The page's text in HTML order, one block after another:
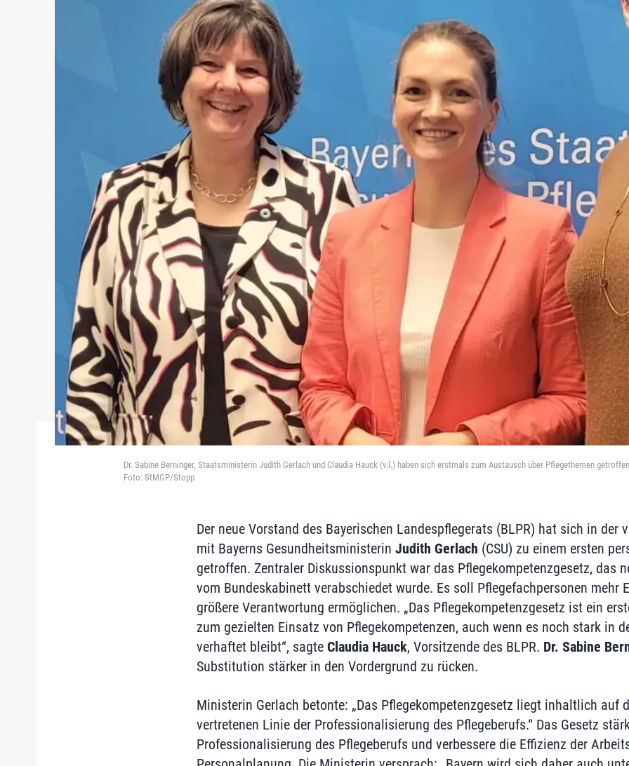
Dr. Sabine Berninger, Staatsministerin Judith Gerlach und Claudia Hauck (v.l.) haben sich erstmals zum Austausch über Pflegethemen
Foto: StMGP/Stopp
Der neue Vorstand des Bayerischen Landespflegerats (BLPR) hat sich in der
mit Bayerns Gesundheitsministerin Judith Gerlach (CSU) zu einem ersten
getroffen. Zentraler Diskussionspunkt war das Pflegekompetenzgesetz, das
vom Bundeskabinett verabschiedet wurde. Es soll Pflegefachpersonen mehr
größere Verantwortung ermöglichen. „Das Pflegekompetenzgesetz ist ein
zum gezielten Einsatz von Pflegekompetenzen, auch wenn es noch stark in
verhaftet bleibt“, sagte Claudia Hauck, Vorsitzende des BLPR. Dr. Sabine
Substitution stärker in den Vordergrund zu rücken.
Ministerin Gerlach betonte: „Das Pflegekompetenzgesetz liegt inhaltlich auf
vertretenen Linie der Professionalisierung des Pflegeberufs.“ Das Gesetz
Professionalisierung des Pflegeberufs und verbessere die Effizienz der